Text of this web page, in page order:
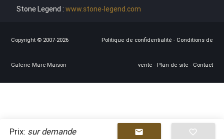
Prix: sur demande mail favorite_border
Stone Legend : www.stone-legend.com
Copyright © 2007-2026
Galerie Marc Maison
Politique de confidentialité - Conditions de
vente - Plan de site - Contact